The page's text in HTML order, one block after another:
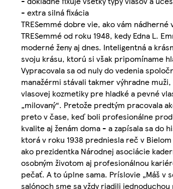
- extra silná fixácia
TRESemmé dobre vie, ako vám
TRESemmé od roku 1948, kedy Edna L.
moderné ženy aj dnes. Inteligentná a
svoju krásu, ktorú si však pripomíname
Vypracovala sa od nuly do vedenia
manažérmi stávali takmer výhradne
vlasovej kozmetiky pre hladké a pevné
„milovaný“. Pretože predtým pracovala
preto v čase, keď boli profesionálne
kvalite aj ženám doma - a zapísala sa
ktorá v roku 1938 predniesla reč v
ako prezidentka Národnej asociácie
osobným životom aj profesionálnou
pečať. A to úplne sama. Príslovie „Máš v
salónoch sme sa vždy riadili